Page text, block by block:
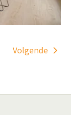
Volgende